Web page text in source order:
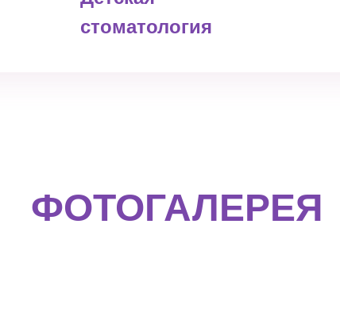
стоматология
ФОТОГАЛЕРЕЯ